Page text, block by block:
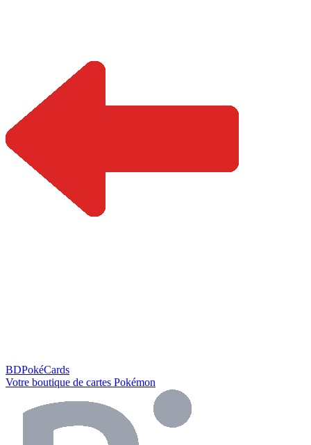
BDPokéCards
Votre boutique de cartes Pokémon